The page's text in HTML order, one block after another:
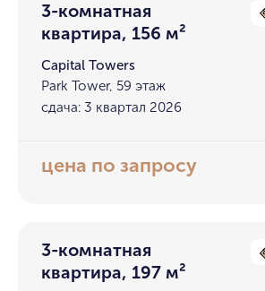
3-комнатная
квартира, 156 м²
Capital Towers
Park Tower, 59 этаж
сдача: 3 квартал 2026
цена по запросу
3-комнатная
квартира, 197 м²